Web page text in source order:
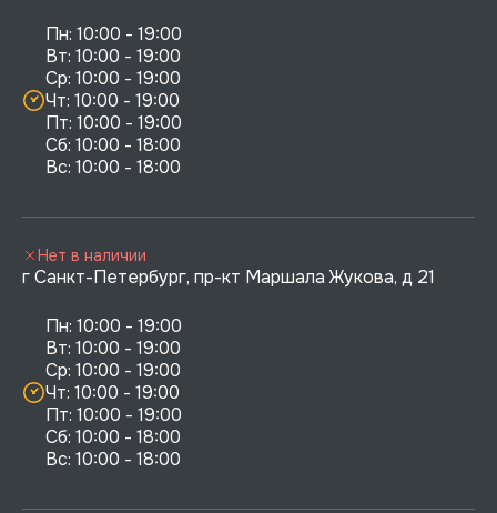
Пн: 10:00 - 19:00
Вт: 10:00 - 19:00
Ср: 10:00 - 19:00
Чт: 10:00 - 19:00
Пт: 10:00 - 19:00
Сб: 10:00 - 18:00
г Санкт-Петербург, пр-кт Маршала Жукова, д 21
Пн: 10:00 - 19:00
Вт: 10:00 - 19:00
Ср: 10:00 - 19:00
Чт: 10:00 - 19:00
Пт: 10:00 - 19:00
Сб: 10:00 - 18:00
Нет в наличии